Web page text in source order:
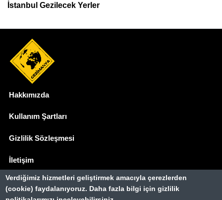
İstanbul Gezilecek Yerler
Hakkımızda
Kullanım Şartları
Gizlilik Sözleşmesi
İletişim
Basında Biz
Verdiğimiz hizmetleri geliştirmek amacıyla çerezlerden
(cookie) faydalanıyoruz. Daha fazla bilgi için gizlilik